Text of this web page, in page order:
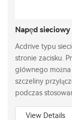
Napęd
Acdrive typu
stronie zacisku.
głównego
szczeliny
podczas
View Details